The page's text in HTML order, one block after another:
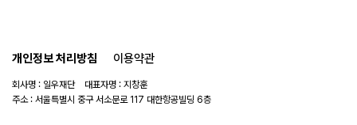
개인정보 처리방침 이용약관
회사명 : 일우재단 대표자명 : 지창훈
주소 : 서울특별시 중구 서소문로 117 대한항공빌딩 6층